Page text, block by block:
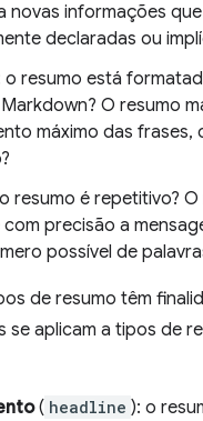
novas informações
declaradas ou
o resumo está
O resumo
máximo das frases,
resumo é repetitivo? O
precisão a
possível de
de resumo têm
se aplicam a tipos de
( headline ): o